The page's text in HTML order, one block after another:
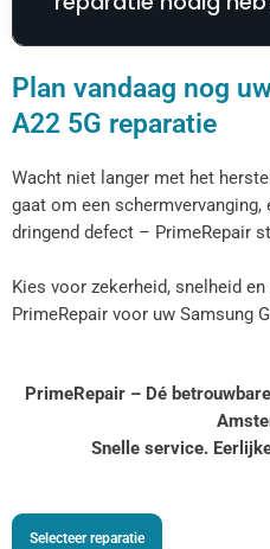
Plan vandaag nog
A22 5G reparatie
Wacht niet langer met het
gaat om een
dringend defect – PrimeRepair
Kies voor zekerheid, snelheid
PrimeRepair voor uw Samsung
PrimeRepair – Dé
Snelle service.
Selecteer reparatie